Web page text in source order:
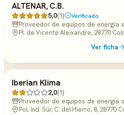
ALTENAR, C.B.
5,0(1) Verificado
Proveedor de equipos de energía
Pl. de Vicente Aleixandre, 28770
Ver ficha
Iberian Klima
2,0(1)
Proveedor de equipos de energía
Pol. Ind. Sur, C. del Hierro, 8, 28770